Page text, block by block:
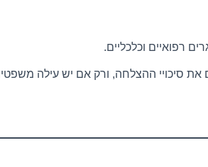
את סיכויי ההצלחה, ורק אם יש עילה